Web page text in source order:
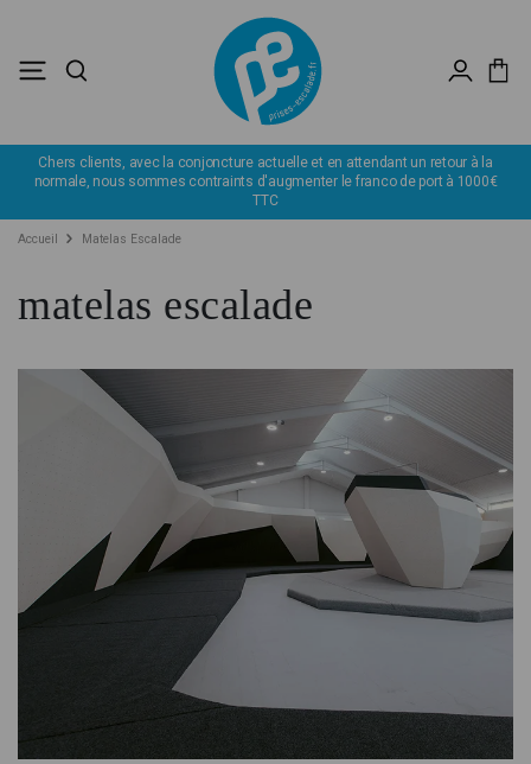
attendant un retour à la
franco de port à 1000€
Déstockage : profitez de remise jusqu'à -60%.
Accueil Matelas Escalade
matelas escalade